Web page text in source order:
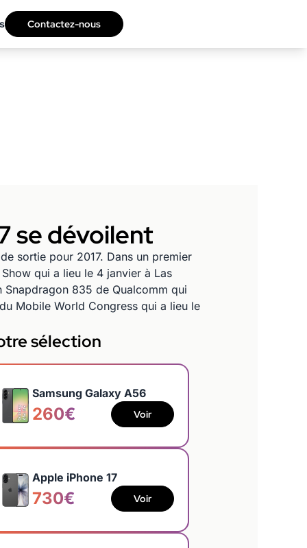
Contactez-nous
se dévoilent
sortie pour 2017. Dans un premier
qui a lieu le 4 janvier à Las
835 de Qualcomm qui
Mobile World Congress qui a lieu le
sélection
Samsung Galaxy A56
260€ Voir
Apple iPhone 17
730€ Voir